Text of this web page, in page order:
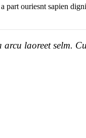
part ouriesnt sapien
laoreet selm.